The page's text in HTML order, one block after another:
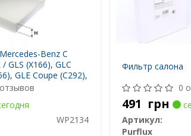
Benz C
GLS (X166), GLC
GLE Coupe (C292),
WIX
WP2134
Фильтр салона
0
491 грн
Артикул:
Purflux